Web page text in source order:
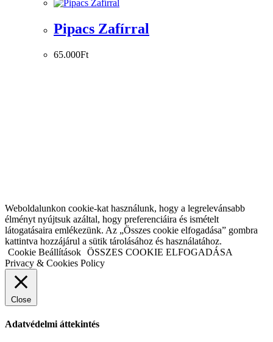
Pipacs Zafírral
65.000Ft
Weboldalunkon cookie-kat használunk, hogy a legrelevánsabb
élményt nyújtsuk azáltal, hogy preferenciáira és ismételt
látogatásaira emlékezünk. Az „Összes cookie elfogadása” gombra
kattintva hozzájárul a sütik tárolásához és használatához.
Cookie Beállítások ÖSSZES COOKIE ELFOGADÁSA
Privacy & Cookies Policy
Close
Adatvédelmi áttekintés